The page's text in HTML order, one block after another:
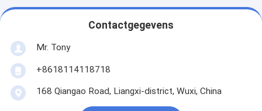
Contactgegevens
Mr. Tony
+8618114118718
168 Qiangao Road, Liangxi-district, Wuxi, China